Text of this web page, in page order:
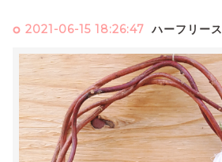
2021-06-15 18:26:47 ハーフリース